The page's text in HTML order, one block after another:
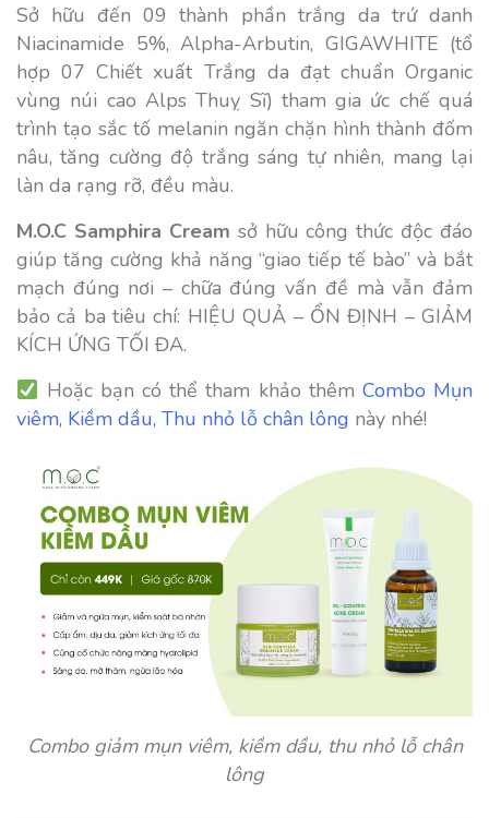
Sở hữu đến 09 thành phần trắng da trứ danh
Niacinamide 5%, Alpha-Arbutin, GIGAWHITE (tổ
hợp 07 Chiết xuất Trắng da đạt chuẩn Organic
vùng núi cao Alps Thuỵ Sĩ) tham gia ức chế quá
trình tạo sắc tố melanin ngăn chặn hình thành đốm
nâu, tăng cường độ trắng sáng tự nhiên, mang lại
làn da rạng rỡ, đều màu.
M.O.C Samphira Cream sở hữu công thức độc đáo
giúp tăng cường khả năng “giao tiếp tế bào” và bắt
mạch đúng nơi – chữa đúng vấn đề mà vẫn đảm
bảo cả ba tiêu chí: HIỆU QUẢ – ỔN ĐỊNH – GIẢM
KÍCH ỨNG TỐI ĐA.
Hoặc bạn có thể tham khảo thêm Combo Mụn
viêm, Kiềm dầu, Thu nhỏ lỗ chân lông này nhé!
Combo giảm mụn viêm, kiềm dầu, thu nhỏ lỗ chân
lông